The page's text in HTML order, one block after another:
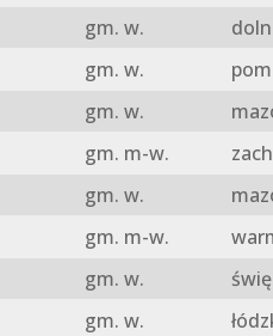
gm. w.
gm. w.
gm. w.
gm. m-w.
gm. w.
gm. m-w.
gm. w.
gm. w.